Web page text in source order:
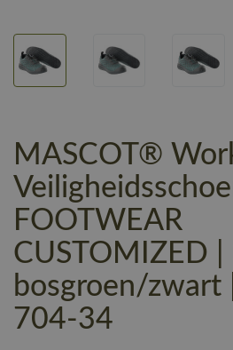
MASCOT®
FOOTWEAR
CUSTOMIZED
bosgroen/zwart
704-34